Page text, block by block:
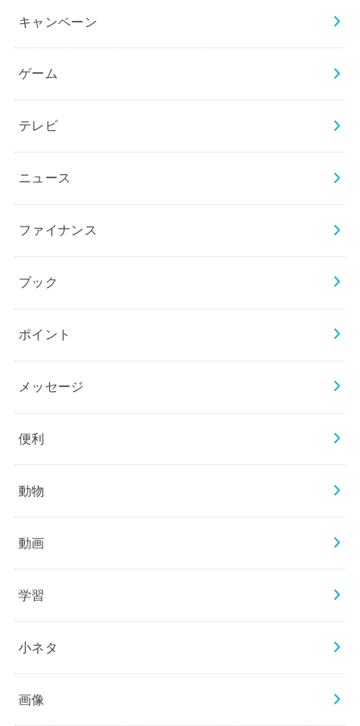
キャンペーン
ゲーム
テレビ
ニュース
ファイナンス
ブック
ポイント
メッセージ
便利
動物
動画
学習
小ネタ
画像